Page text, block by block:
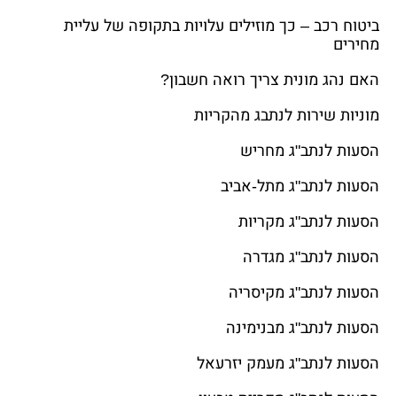
ביטוח רכב – כך מוזילים עלויות בתקופה של עליית
מחירים
האם נהג מונית צריך רואה חשבון?
מוניות שירות לנתבג מהקריות
הסעות לנתב"ג מחריש
הסעות לנתב"ג מתל-אביב
הסעות לנתב"ג מקריות
הסעות לנתב"ג מגדרה
הסעות לנתב"ג מקיסריה
הסעות לנתב"ג מבנימינה
הסעות לנתב"ג מעמק יזרעאל